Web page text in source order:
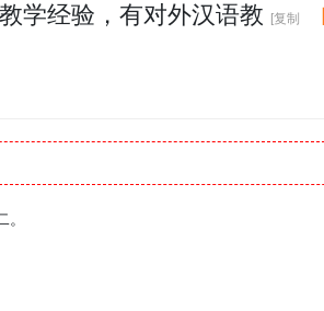
学经验，有对外汉语教
[复制